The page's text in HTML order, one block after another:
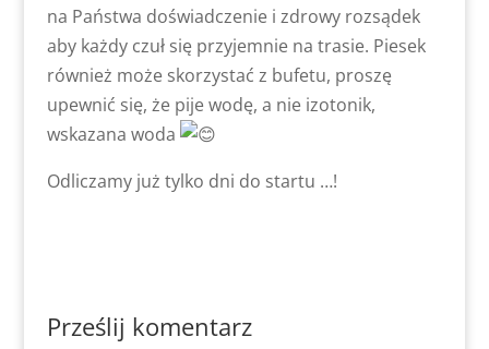
na Państwa doświadczenie i zdrowy rozsądek
aby każdy czuł się przyjemnie na trasie. Piesek
również może skorzystać z bufetu, proszę
upewnić się, że pije wodę, a nie izotonik,
wskazana woda
Odliczamy już tylko dni do startu …!
Prześlij komentarz